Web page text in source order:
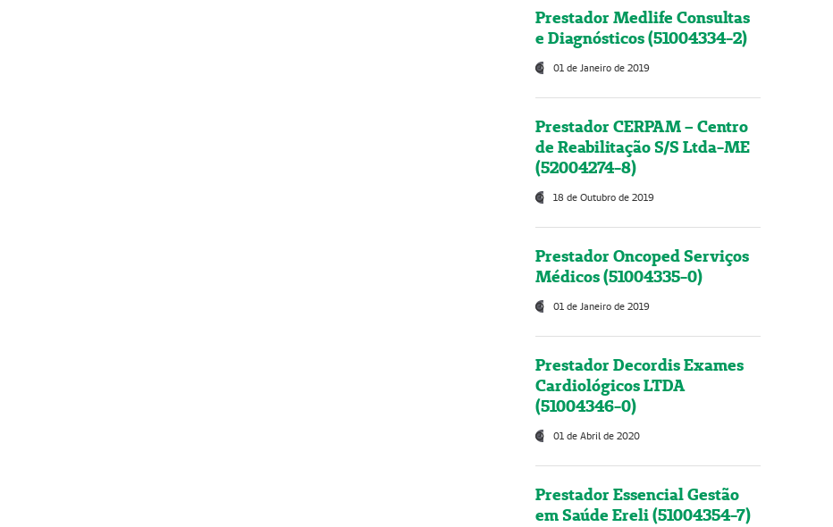
Prestador Medlife Consultas
e Diagnósticos (51004334-2)
01 de Janeiro de 2019
Prestador CERPAM – Centro
de Reabilitação S/S Ltda-ME
(52004274-8)
18 de Outubro de 2019
Prestador Oncoped Serviços
Médicos (51004335-0)
01 de Janeiro de 2019
Prestador Decordis Exames
Cardiológicos LTDA
(51004346-0)
01 de Abril de 2020
Prestador Essencial Gestão
em Saúde Ereli (51004354-7)